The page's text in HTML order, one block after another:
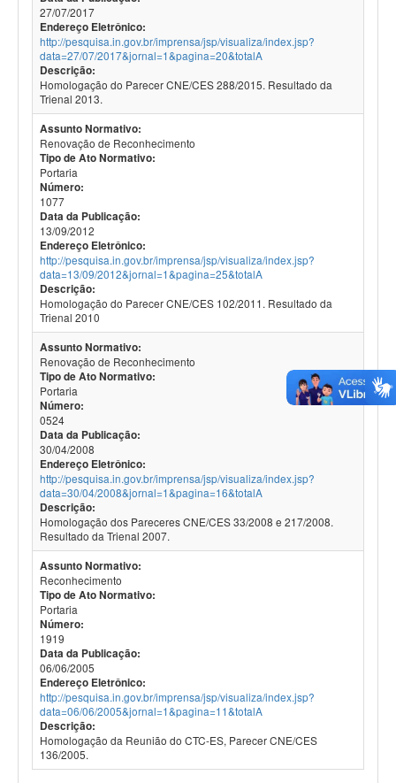
27/07/2017
Endereço Eletrônico:
http://pesquisa.in.gov.br/imprensa/jsp/visualiza/index.jsp?
data=27/07/2017&jornal=1&pagina=20&totalA
Descrição:
Homologação do Parecer CNE/CES 288/2015. Resultado da
Trienal 2013.
Assunto Normativo:
Renovação de Reconhecimento
Tipo de Ato Normativo:
Portaria
Número:
1077
Data da Publicação:
13/09/2012
Endereço Eletrônico:
http://pesquisa.in.gov.br/imprensa/jsp/visualiza/index.jsp?
data=13/09/2012&jornal=1&pagina=25&totalA
Descrição:
Homologação do Parecer CNE/CES 102/2011. Resultado da
Trienal 2010
Assunto Normativo:
Renovação de Reconhecimento
Tipo de Ato Normativo:
Portaria
Número:
0524
Data da Publicação:
30/04/2008
Endereço Eletrônico:
http://pesquisa.in.gov.br/imprensa/jsp/visualiza/index.jsp?
data=30/04/2008&jornal=1&pagina=16&totalA
Descrição:
Homologação dos Pareceres CNE/CES 33/2008 e 217/2008.
Resultado da Trienal 2007.
Assunto Normativo:
Reconhecimento
Tipo de Ato Normativo:
Portaria
Número:
1919
Data da Publicação:
06/06/2005
Endereço Eletrônico:
http://pesquisa.in.gov.br/imprensa/jsp/visualiza/index.jsp?
data=06/06/2005&jornal=1&pagina=11&totalA
Descrição:
Homologação da Reunião do CTC-ES, Parecer CNE/CES
136/2005.